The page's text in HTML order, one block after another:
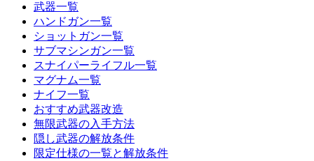
武器一覧
ハンドガン一覧
ショットガン一覧
サブマシンガン一覧
スナイパーライフル一覧
マグナム一覧
ナイフ一覧
おすすめ武器改造
無限武器の入手方法
隠し武器の解放条件
限定仕様の一覧と解放条件